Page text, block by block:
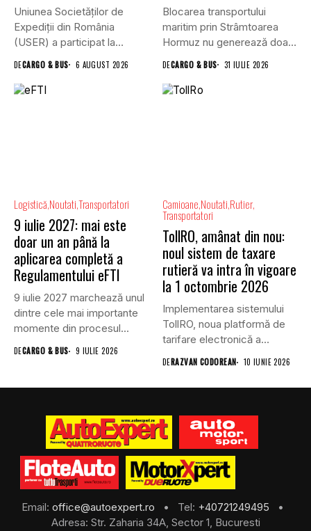
Uniunea Societăților de
Expediții din România
(USER) a participat la
DECARGO & BUS 6 AUGUST 2026
Blocarea transportului
maritim prin Strâmtoarea
Hormuz nu generează doar
DECARGO & BUS 31 IULIE 2026
Logistică NoutatiTransportatori
9 iulie 2027: mai este
doar un an până la
aplicarea completă a
Regulamentului eFTI
9 iulie 2027 marchează unul
dintre cele mai importante
momente din procesul...
DECARGO & BUS 9 IULIE 2026
Camioane Noutati Rutier
Transportatori
TollRO, amânat din nou:
noul sistem de taxare
rutieră va intra în vigoare
la 1 octombrie 2026
Implementarea sistemului
TollRO, noua platformă de
tarifare electronică a
utilizării infrastructurii
rutiere...
DERAZVAN CODOREAN 10 IUNIE 2026
Email: office@autoexpert.ro • Tel: +40721249495
•
Adresa: Str. Zaharia 34A, Sector 1, Bucuresti